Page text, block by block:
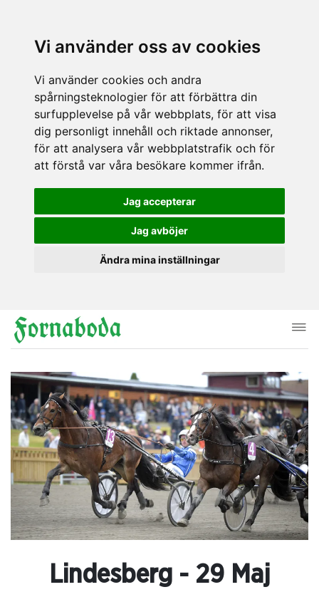
Vi använder oss av cookies
Vi använder cookies och andra
spårningsteknologier för att förbättra din
surfupplevelse på vår webbplats, för att visa
dig personligt innehåll och riktade annonser,
för att analysera vår webbplatstrafik och för
att förstå var våra besökare kommer ifrån.
Jag accepterar
Jag avböjer
Ändra mina inställningar
Lindesberg - 29 Maj